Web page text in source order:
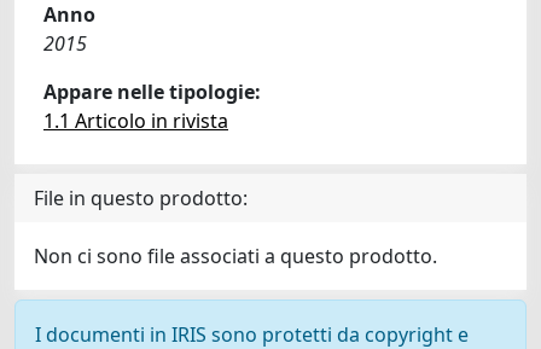
Anno
2015
Appare nelle tipologie:
1.1 Articolo in rivista
File in questo prodotto:
Non ci sono file associati a questo prodotto.
I documenti in IRIS sono protetti da copyright e